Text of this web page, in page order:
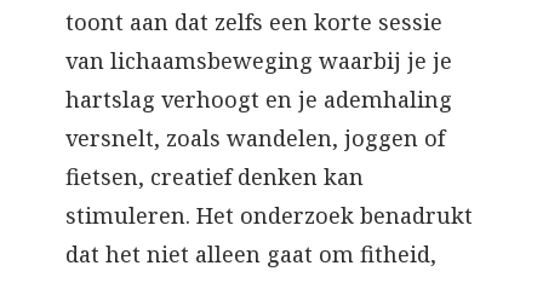
toont aan dat zelfs een korte sessie
van lichaamsbeweging waarbij je je
hartslag verhoogt en je ademhaling
versnelt, zoals wandelen, joggen of
fietsen, creatief denken kan
stimuleren. Het onderzoek benadrukt
dat het niet alleen gaat om fitheid,